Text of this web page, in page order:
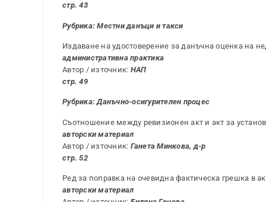
стр. 43
Рубрика: Местни данъци и такси
Издаване на удостоверение за данъчна оценка на
административна практика
Автор / източник: НАП
стр. 49
Рубрика: Данъчно-осигурителен процес
Съотношение между ревизионен акт и акт за
авторски материал
Автор / източник: Ганета Минкова, д-р
стр. 52
Ред за поправка на очевидна фактическа грешка в
авторски материал